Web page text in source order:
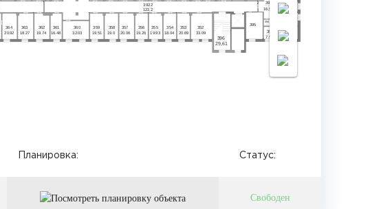
364 363 362 361 360 359 358 357 356 355 354 353 352
393
16,95
395
394
3
350
351
20.92 18.27 19.74 16.48 32.03 19.51 19.0 20.06 19.26 19.93 18.04 20.69 33.09
10.13
16.63
7.96
396
29,61
392.2
122,2
Планировка: Статус:
Свободен